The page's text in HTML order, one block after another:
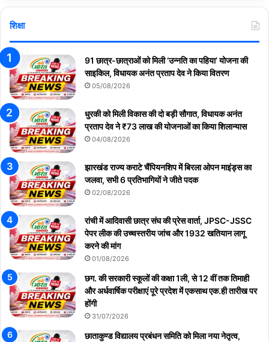
शिक्षा
91 छात्र-छात्राओं को मिली ‘उन्नति का पहिया’ योजना की
साइकिल, विधायक अनंत प्रताप देव ने किया वितरण
05/08/2026
धुरकी को मिली विकास की दो बड़ी सौगात, विधायक अनंत
प्रताप देव ने ₹73 लाख की योजनाओं का किया शिलान्यास
04/08/2026
झारखंड राज्य कराटे चैंपियनशिप में बिरला ओपन माइंड्स का
जलवा, सभी 6 प्रतिभागियों ने जीते पदक
02/08/2026
रांची में आदिवासी छात्र संघ की प्रेस वार्ता, JPSC-JSSC
पेपर लीक की उच्चस्तरीय जांच और 1932 खतियान लागू
करने की मांग
01/08/2026
छग. की सरकारी स्कूलों की कक्षा 1ली, से 12 वीं तक तिमाही
और अर्धवार्षिक परीक्षाएं पूरे प्रदेश में एकसाथ एक.ही तारीख पर
होंगी
31/07/2026
छाताकुण्ड विद्यालय प्रबंधन समिति को मिला नया नेतृत्व,